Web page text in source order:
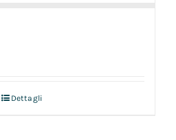
Dettagli